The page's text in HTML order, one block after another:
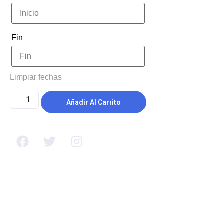
Fin
Limpiar fechas
Añadir Al Carrito